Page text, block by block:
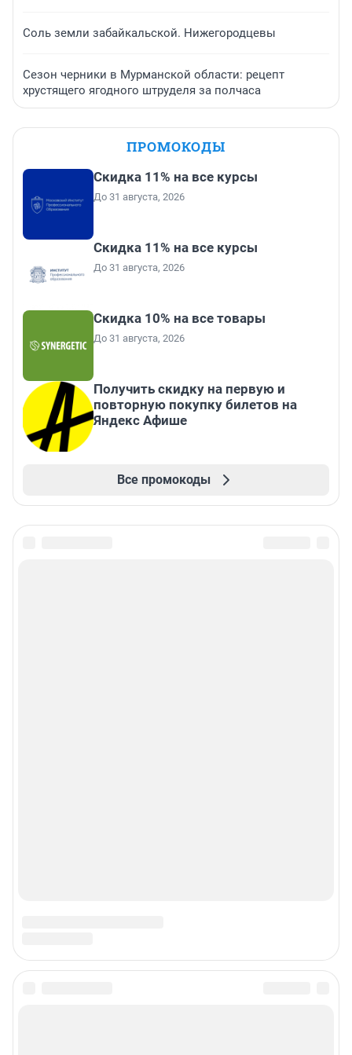
Соль земли забайкальской. Нижегородцевы
Сезон черники в Мурманской области: рецепт
хрустящего ягодного штруделя за полчаса
ПРОМОКОДЫ
Скидка 11% на все курсы
До 31 августа, 2026
Скидка 11% на все курсы
До 31 августа, 2026
Скидка 10% на все товары
До 31 августа, 2026
Получить скидку на первую и
повторную покупку билетов на
Яндекс Афише
Все промокоды